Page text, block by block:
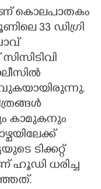
കൊലപാതകം
33 ഡിഗ്രി
കാമുകനും
ടിക്കറ്റ്
ഹൂഡി ധരിച്ച